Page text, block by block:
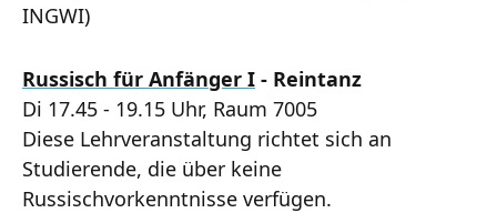
INGWI)
Russisch für Anfänger I - Reintanz
Di 17.45 - 19.15 Uhr, Raum 7005
Diese Lehrveranstaltung richtet sich an
Studierende, die über keine
Russischvorkenntnisse verfügen.